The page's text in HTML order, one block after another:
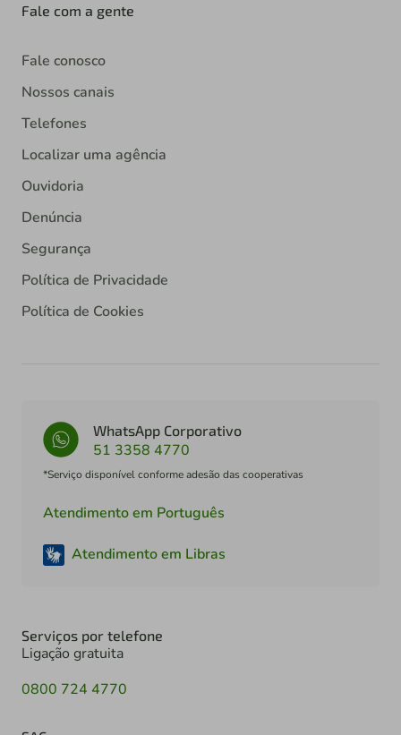
Fale com a gente
Fale conosco
Nossos canais
Telefones
Localizar uma agência
Ouvidoria
Denúncia
Segurança
Política de Privacidade
Política de Cookies
WhatsApp Corporativo
51 3358 4770
*Serviço disponível conforme adesão das cooperativas
Atendimento em Português
Atendimento em Libras
Serviços por telefone
Ligação gratuita
0800 724 4770